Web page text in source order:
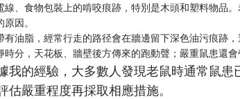
線、食物包裝上的啃咬痕跡，特別是木頭和塑料物品
因。
有油脂，經常行走的路径會在牆邊留下深色油污痕跡
時分，天花板、牆壁後方傳來的跑動聲；嚴重鼠患還會
我的經驗，大多數人發現老鼠時通常鼠
估嚴重程度再採取相應措施。